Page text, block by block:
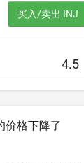
买入/卖出 INJ
价格下降了